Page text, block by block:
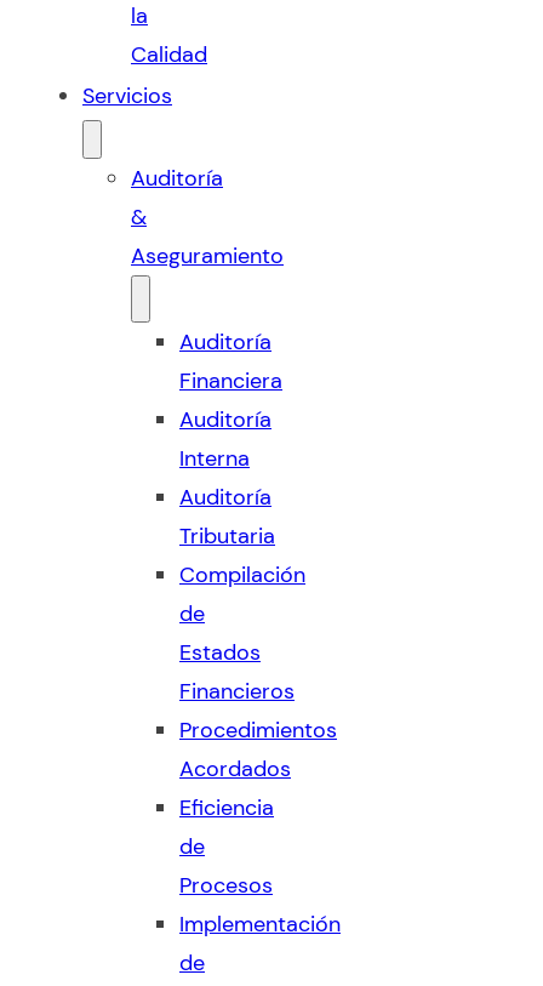
la
Calidad
Servicios
Auditoría
&
Aseguramiento
Auditoría
Financiera
Auditoría
Interna
Auditoría
Tributaria
Compilación
de
Estados
Financieros
Procedimientos
Acordados
Eficiencia
de
Procesos
Implementación
de